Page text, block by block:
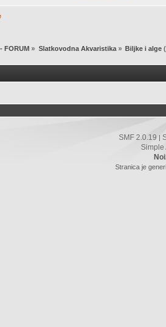
FORUM » Slatkovodna Akvaristika» Biljke i alge
SMF 2.0.19 |
Simple
Stranica je